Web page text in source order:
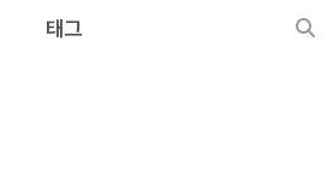
태그